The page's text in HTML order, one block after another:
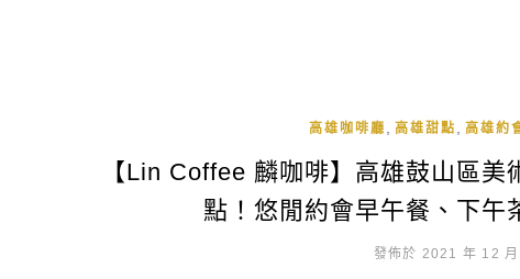
高雄咖啡廳 高雄甜點 高雄約
【Lin Coffee 麟咖啡】高雄鼓山區
點！悠閒約會早午餐、下午
發佈於 2021 年 12